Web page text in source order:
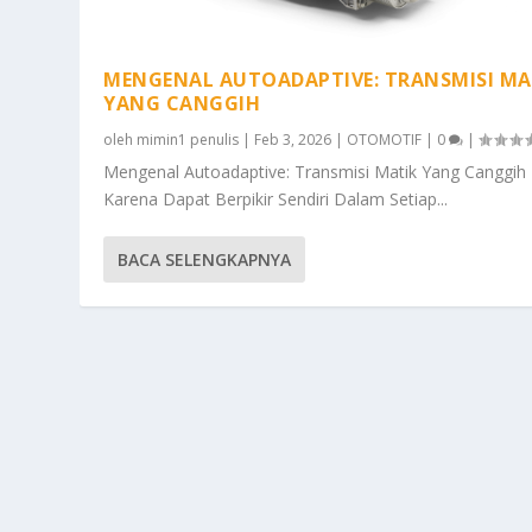
MENGENAL AUTOADAPTIVE: TRANSMISI
YANG CANGGIH
oleh mimin1 penulis | Feb 3, 2026 | OTOMOTIF | 0 |
Mengenal Autoadaptive: Transmisi Matik Yang Canggih
Karena Dapat Berpikir Sendiri Dalam Setiap...
BACA SELENGKAPNYA